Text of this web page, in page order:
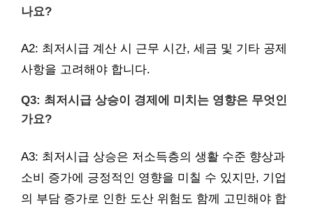
나요?
A2: 최저시급 계산 시 근무 시간, 세금 및 기타 공제
사항을 고려해야 합니다.
Q3: 최저시급 상승이 경제에 미치는 영향은 무엇인
가요?
A3: 최저시급 상승은 저소득층의 생활 수준 향상과
소비 증가에 긍정적인 영향을 미칠 수 있지만, 기업
의 부담 증가로 인한 도산 위험도 함께 고민해야 합